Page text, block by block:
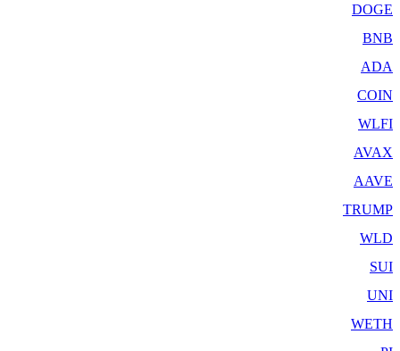
DOGE
BNB
ADA
COIN
WLFI
AVAX
AAVE
TRUMP
WLD
SUI
UNI
WETH